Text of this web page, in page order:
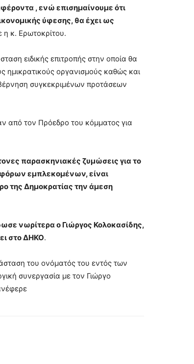
, ενώ επισημαίνουμε ότι
ύφεσης, θα έχει ως
η κ. Ερωτοκρίτου.
ειδικής επιτροπής στην οποία θα
οργανισμούς καθώς και
συγκεκριμένων προτάσεων
από τον Πρόεδρο του κόμματος για
παρασκηνιακές ζυμώσεις για το
εμπλεκομένων, είναι
της Δημοκρατίας την άμεση
νωρίτερα ο Γιώργος Κολοκασίδης,
στο ΔΗΚΟ.
του ονόματός του εντός των
συνεργασία με τον Γιώργο